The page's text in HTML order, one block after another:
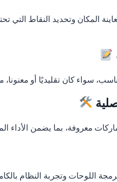
المكان وتحديد النقاط
سواء كان تقليديًا أو
معروفة، بما يضمن الأداء
اللوحات وتجربة النظام